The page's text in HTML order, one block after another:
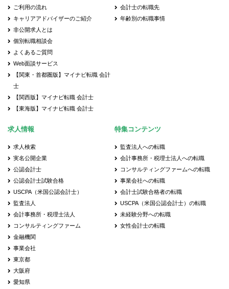
ご利用の流れ
キャリアアドバイザーのご紹介
非公開求人とは
個別転職相談会
よくあるご質問
Web面談サービス
【関東・首都圏版】マイナビ転職 会計
士
【関西版】マイナビ転職 会計士
【東海版】マイナビ転職 会計士
会計士の転職先
年齢別の転職事情
求人情報
求人検索
実名公開企業
公認会計士
公認会計士試験合格
USCPA（米国公認会計士）
監査法人
会計事務所・税理士法人
コンサルティングファーム
金融機関
事業会社
東京都
大阪府
愛知県
特集コンテンツ
監査法人への転職
会計事務所・税理士法人への転職
コンサルティングファームへの転職
事業会社への転職
会計士試験合格者の転職
USCPA（米国公認会計士）の転職
未経験分野への転職
女性会計士の転職